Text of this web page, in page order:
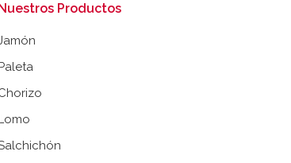
Nuestros Productos